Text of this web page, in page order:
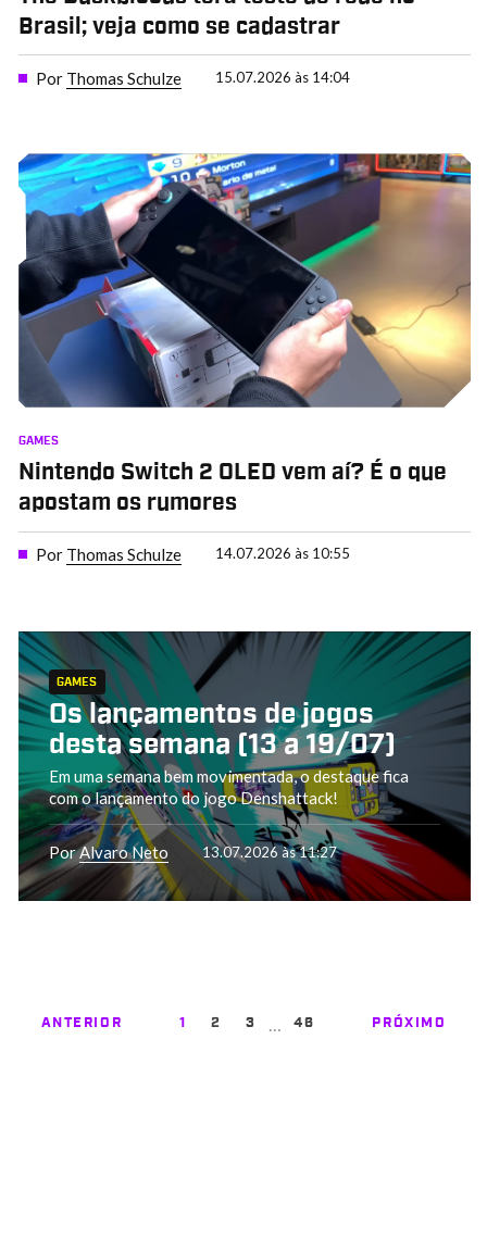
Brasil; veja como se cadastrar
Por Thomas Schulze 15.07.2026 às 14:04
GAMES
Nintendo Switch 2 OLED vem aí? É o que
apostam os rumores
Por Thomas Schulze 14.07.2026 às 10:55
GAMES
Os lançamentos de jogos
desta semana (13 a 19/07)
Em uma semana bem movimentada, o destaque fica
com o lançamento do jogo Denshattack!
PorAlvaro Neto 13.07.2026 às 11:27
ANTERIOR 1 2 3 46 PRÓXIMO